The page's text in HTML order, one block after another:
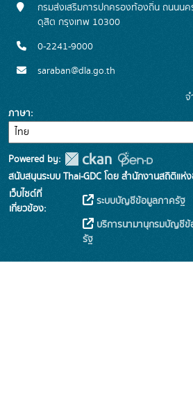
กรมส่งเสริมการปกครองท้องถิ่น ถนนน
ดุสิต กรุงเทพ 10300
0-2241-9000
saraban@dla.go.th
จ
ภาษา
Powered by:
สนับสนุนระบบ Thai-GDC โดย สำนักงานสถิติแห่
เว็บไซต์ที่
เกี่ยวข้อง:
ระบบบัญชีข้อมูลภาครัฐ
บริการนามานุกรมบัญชี
รัฐ